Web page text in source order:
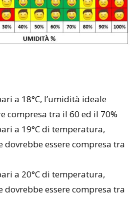
a 18°C, l’umidità ideale
compresa tra il 60 ed il 70%
a 19°C di temperatura,
dovrebbe essere compresa tra
a 20°C di temperatura,
dovrebbe essere compresa tra